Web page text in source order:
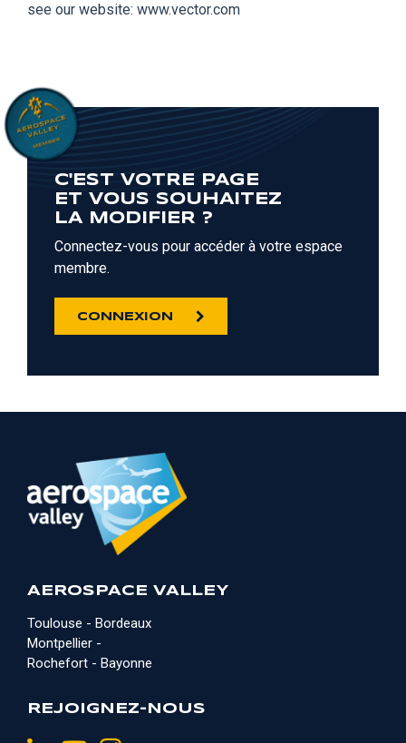
see our website: www.vector.com
C'EST VOTRE PAGE
ET VOUS SOUHAITEZ
LA MODIFIER ?
Connectez-vous pour accéder à votre espace
membre.
CONNEXION
AEROSPACE VALLEY
Toulouse - Bordeaux
Montpellier -
Rochefort - Bayonne
REJOIGNEZ-NOUS